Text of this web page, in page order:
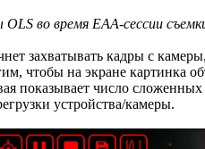
во время EAA-сессии
захватывать кадры с
чтобы на экране картинка
показывает число
устройства/камеры.